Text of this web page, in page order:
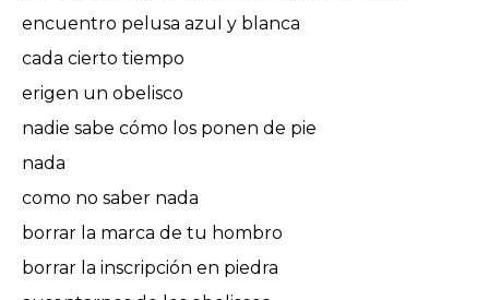
encuentro pelusa azul y blanca
cada cierto tiempo
erigen un obelisco
nadie sabe cómo los ponen de pie
nada
como no saber nada
borrar la marca de tu hombro
borrar la inscripción en piedra